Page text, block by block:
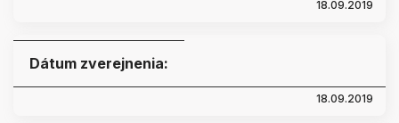
18.09.2019
Dátum zverejnenia:
18.09.2019